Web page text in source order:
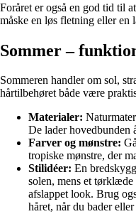
Foråret er også en god tid til
måske en løs fletning eller en
Sommer –
Sommeren handler om sol,
hårtilbehøret både være
Materialer:
De lader hovedbunden
Farver og mønstre:
tropiske mønstre, der
Stilidéer: En
solen, mens et
afslappet look. Brug
håret, når du bader eller